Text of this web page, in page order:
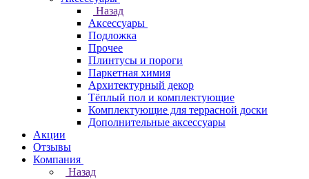
Назад
Аксессуары
Подложка
Прочее
Плинтусы и пороги
Паркетная химия
Архитектурный декор
Тёплый пол и комплектующие
Комплектующие для террасной доски
Дополнительные аксессуары
Акции
Отзывы
Компания
Назад